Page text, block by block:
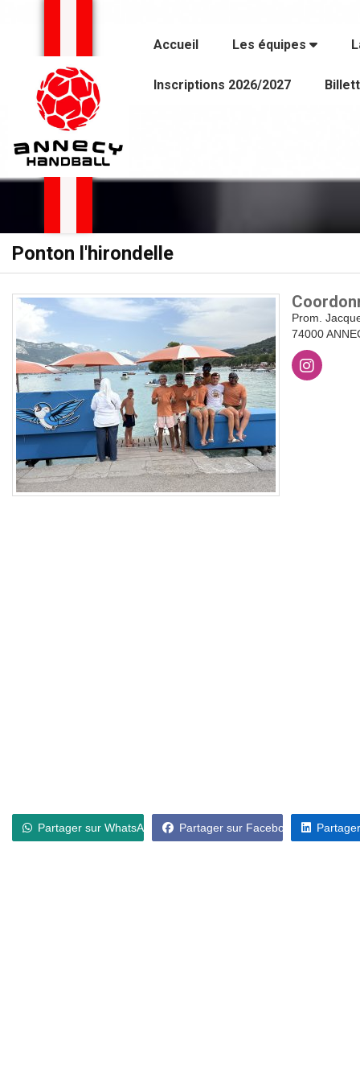
Accueil Les équipes
Inscriptions 2026/2027
Ponton l'hirondelle
Prom.
74000
Partager sur WhatsApp Partager sur Facebook